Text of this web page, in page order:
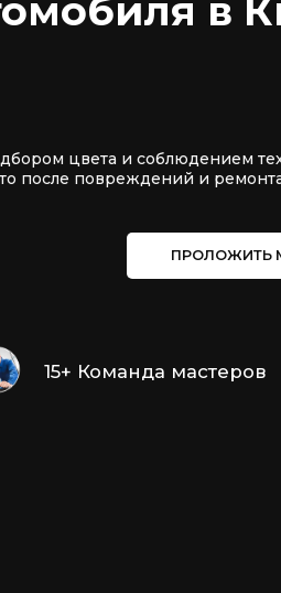
в
цвета и соблюдением
после повреждений и
ПРОЛОЖИТЬ
15+ Команда мастеров